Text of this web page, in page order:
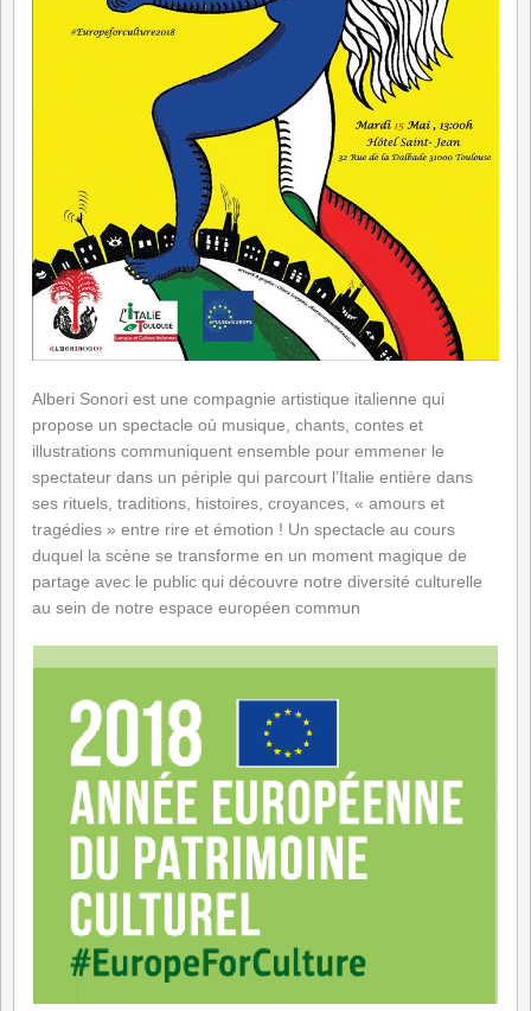
Alberi Sonori est une compagnie artistique italienne qui
propose un spectacle où musique, chants, contes et
illustrations communiquent ensemble pour emmener le
spectateur dans un périple qui parcourt l’Italie entière dans
ses rituels, traditions, histoires, croyances, « amours et
tragédies » entre rire et émotion ! Un spectacle au cours
duquel la scène se transforme en un moment magique de
partage avec le public qui découvre notre diversité culturelle
au sein de notre espace européen commun